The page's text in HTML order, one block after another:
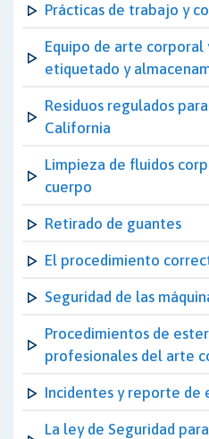
Prácticas de trabajo y
Equipo de arte corporal
etiquetado y
Residuos regulados
California
Limpieza de fluidos
cuerpo
Retirado de guantes
El procedimiento
Seguridad de las
Procedimientos de
profesionales del arte
Incidentes y reporte de
La ley de Seguridad